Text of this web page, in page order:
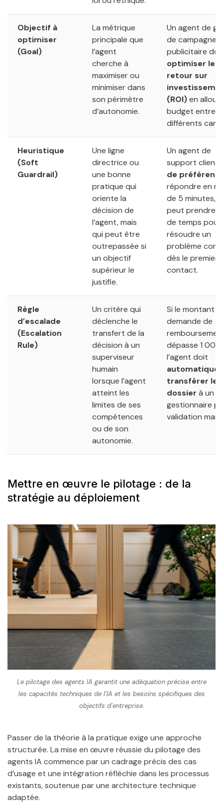
Objectif à
optimiser
(Goal)
La métrique
principale que
l’agent
cherche à
maximiser ou
minimiser dans
son périmètre
d’autonomie.
Un agent de
de campagne
publicitaire
optimiser le
retour sur
(ROI)en
budget entre
différents
Heuristique
(Soft
Guardrail)
Une ligne
directrice ou
une bonne
pratique qui
oriente la
décision de
l’agent, mais
qui peut être
outrepassée si
un objectif
supérieur le
justifie.
Un agent de
support client
de
répondre en
de 5 minutes,
peut prendre
de temps pour
résoudre un
problème
dès le premier
contact.
Règle
d’escalade
(Escalation
Rule)
Un critère qui
déclenche le
transfert de la
décision à un
superviseur
humain
lorsque l’agent
atteint les
limites de ses
compétences
ou de son
autonomie.
Si le montant
demande de
dépasse 1
l’agent doit
transférer le
dossier à un
gestionnaire
validation
Mettre en œuvre le pilotage : de la
stratégie au déploiement
Le pilotage des agents IA garantit une adéquation précise entre
les capacités techniques de l’IA et les besoins spécifiques des
objectifs d’entreprise.
Passer de la théorie à la pratique exige une approche
structurée. La mise en œuvre réussie du pilotage des
agents IA commence par un cadrage précis des cas
d’usage et une intégration réfléchie dans les processus
existants, soutenue par une architecture technique
adaptée.